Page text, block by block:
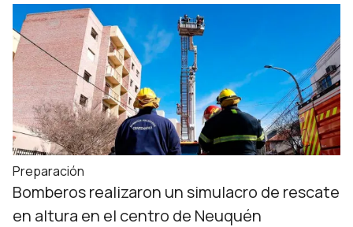
Preparación
Bomberos realizaron un simulacro de rescate
en altura en el centro de Neuquén